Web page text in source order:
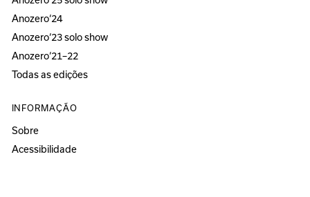
Anozero‘24
Anozero‘23 solo show
Anozero‘21–22
Todas as edições
INFORMAÇÃO
Sobre
Acessibilidade